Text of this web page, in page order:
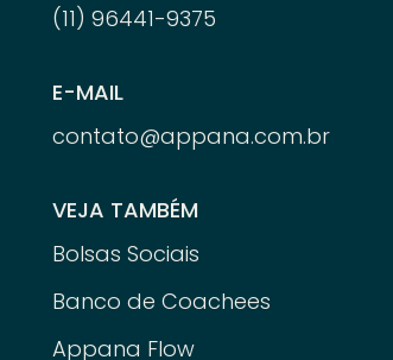
(11) 96441-9375
E-MAIL
contato@appana.com.br
VEJA TAMBÉM
Bolsas Sociais
Banco de Coachees
Appana Flow